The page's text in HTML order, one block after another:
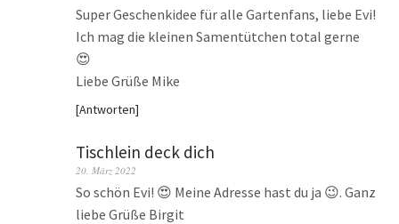
Super Geschenkidee für alle Gartenfans, liebe Evi!
Ich mag die kleinen Samentütchen total gerne
😍
Liebe Grüße Mike
Antworten
Tischlein deck dich
20. März 2022
So schön Evi! 😍 Meine Adresse hast du ja 😉. Ganz
liebe Grüße Birgit